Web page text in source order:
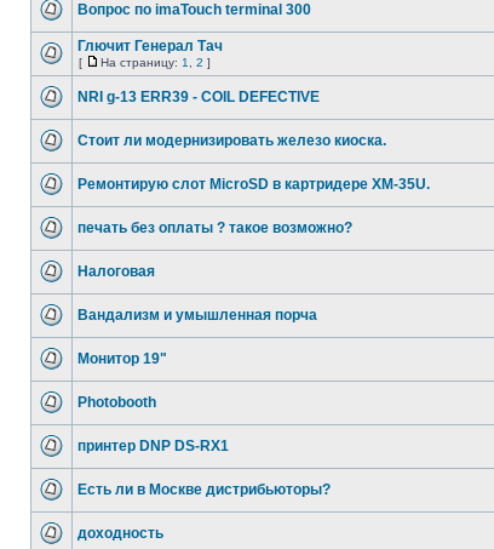
Вопрос по imaTouch terminal 300
Глючит Генерал Тач
[ На страницу: 1 2 ]
NRI g-13 ERR39 - COIL DEFECTIVE
Стоит ли модернизировать железо киоска.
Ремонтирую слот MicroSD в картридере XM-35U.
печать без оплаты ? такое возможно?
Налоговая
Вандализм и умышленная порча
Монитор 19"
Photobooth
принтер DNP DS-RX1
Есть ли в Москве дистрибьюторы?
доходность